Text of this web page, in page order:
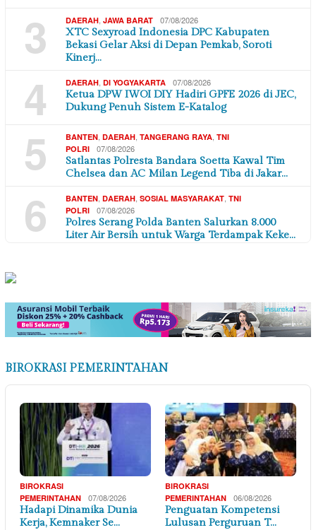
3 DAERAH JAWA BARAT 07/08/2026
XTC Sexyroad Indonesia DPC Kabupaten
Bekasi Gelar Aksi di Depan Pemkab, Soroti
Kinerj…
4 DAERAH DI YOGYAKARTA 07/08/2026
Ketua DPW IWOI DIY Hadiri GPFE 2026 di JEC,
Dukung Penuh Sistem E-Katalog
5 BANTEN DAERAH TANGERANG RAYA TNI
POLRI
07/08/2026
Satlantas Polresta Bandara Soetta Kawal Tim
Chelsea dan AC Milan Legend Tiba di Jakar…
6 BANTEN DAERAH SOSIAL MASYARAKAT TNI
POLRI
07/08/2026
Polres Serang Polda Banten Salurkan 8.000
Liter Air Bersih untuk Warga Terdampak Keke…
BIROKRASI PEMERINTAHAN
BIROKRASI
PEMERINTAHAN
07/08/2026
Hadapi Dinamika Dunia
Kerja, Kemnaker Se…
BIROKRASI
PEMERINTAHAN
06/08/2026
Penguatan Kompetensi
Lulusan Perguruan T…